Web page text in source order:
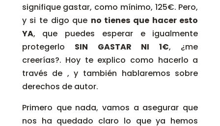
signifique gastar, como mínimo, 125€. Pero,
y si te digo que no tienes que hacer esto
YA, que puedes esperar e igualmente
protegerlo SIN GASTAR NI 1€, ¿me
creerías?. Hoy te explico como hacerlo a
través de , y también hablaremos sobre
derechos de autor.
Primero que nada, vamos a asegurar que
nos ha quedado claro lo que ya hemos